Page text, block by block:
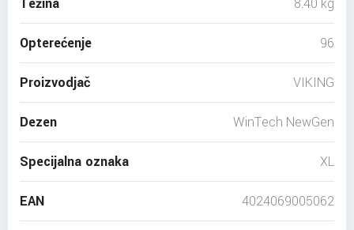
Opterećenje 96
Proizvodjač VIKING
Dezen WinTech NewGen
Specijalna oznaka XL
EAN 4024069005062